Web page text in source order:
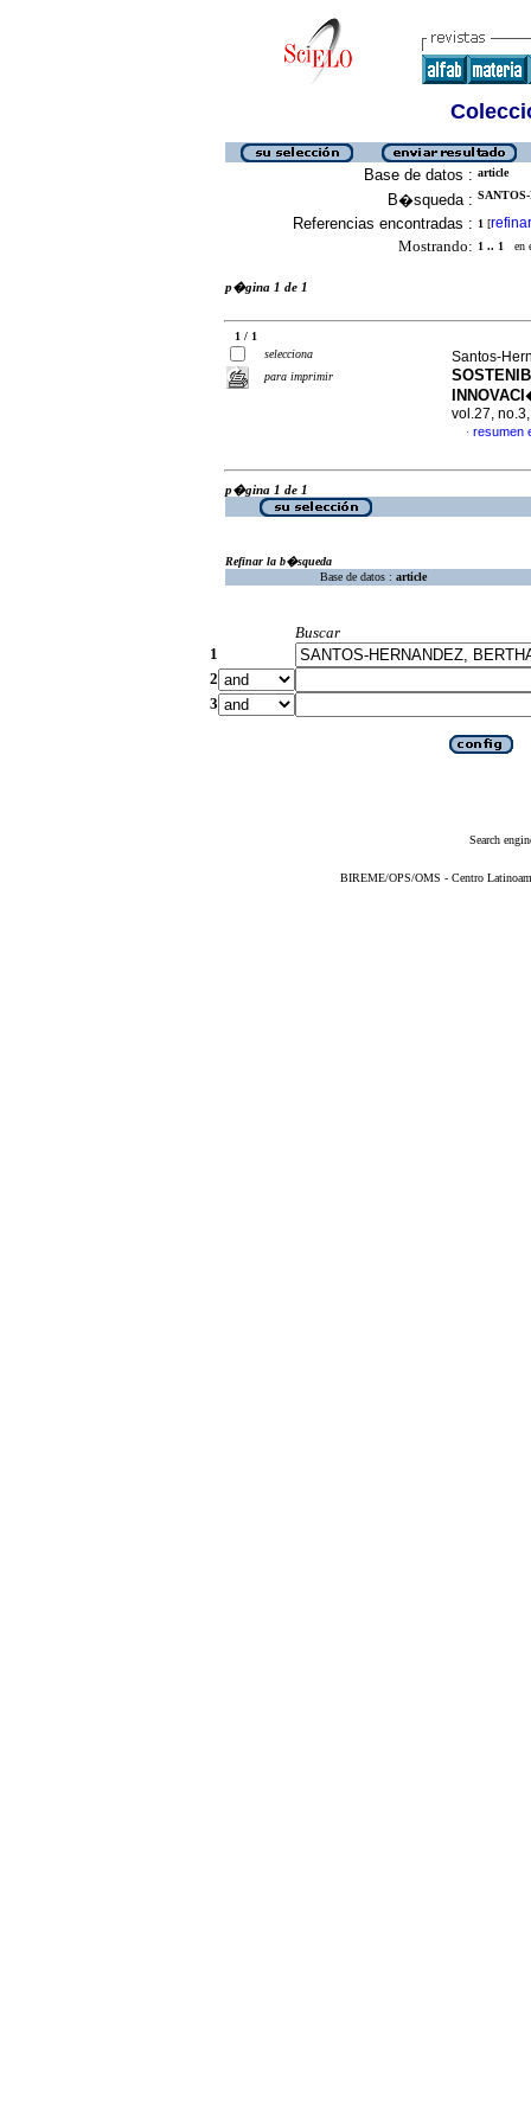
Base de datos : article
B�squeda :
Referencias encontradas : 1 [refinar
Mostrando: 1 .. 1 en
p�gina 1 de 1
1 / 1
selecciona
para imprimir
Santos-
vol.27,
· resumen
p�gina 1 de 1
Refinar la b�squeda
Base de datos : article
Buscar
1
2
3
Search
BIREME/OPS/OMS - Centro